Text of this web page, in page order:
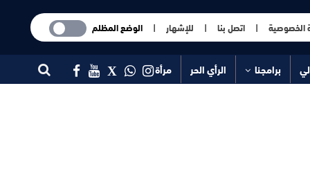
الخصوصية |اتصل بنا | للإشهار |الوضع المظلم
برامجنا الرأي الحر
مرأة